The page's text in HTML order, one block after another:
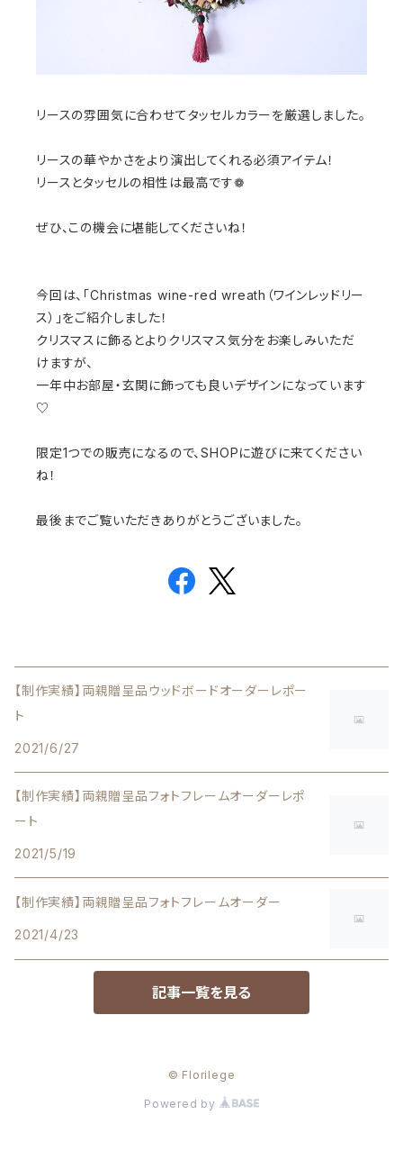
リースの雰囲気に合わせてタッセルカラーを厳選しました。
リースの華やかさをより演出してくれる必須アイテム！
リースとタッセルの相性は最高です❁
ぜひ、この機会に堪能してくださいね！
今回は、「Christmas wine-red wreath（ワインレッドリー
ス）」をご紹介しました！
クリスマスに飾るとよりクリスマス気分をお楽しみいただ
けますが、
一年中お部屋・玄関に飾っても良いデザインになっています
♡
限定1つでの販売になるので、SHOPに遊びに来てください
ね！
最後までご覧いただきありがとうございました。
【制作実績】両親贈呈品ウッドボードオーダーレポー
ト
2021/6/27
【制作実績】両親贈呈品フォトフレームオーダーレポ
ート
2021/5/19
【制作実績】両親贈呈品フォトフレームオーダー
2021/4/23
記事一覧を見る
© Florilege
Powered by